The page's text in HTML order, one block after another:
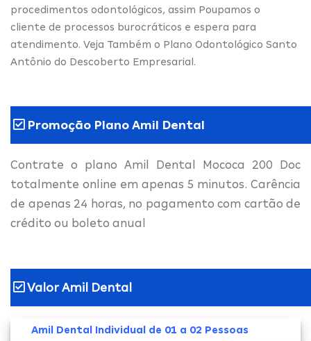
procedimentos odontológicos, assim Poupamos o
cliente de processos burocráticos e espera para
atendimento. Veja Também o Plano Odontológico Santo
Antônio do Descoberto Empresarial.
Promoção Plano Amil Dental
Contrate o plano Amil Dental Mococa 200 Doc
totalmente online em apenas 5 minutos. Carência
de apenas 24 horas, no pagamento com cartão de
crédito ou boleto anual
Valor Amil Dental
Amil Dental Individual de 01 a 02 Pessoas